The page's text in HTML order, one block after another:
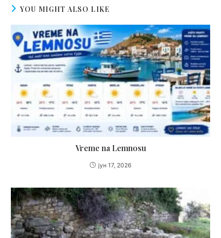
YOU MIGHT ALSO LIKE
Vreme na Lemnosu
јун 17, 2026